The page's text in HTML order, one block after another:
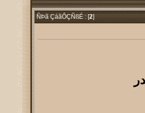
ÑÞã ÇáãÔÇÑßÉ : [
2]